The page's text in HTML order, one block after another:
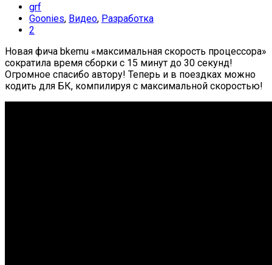
grf
Goonies, Видео, Разработка
2
Новая фича bkemu «максимальная скорость процессора»
сократила время сборки с 15 минут до 30 секунд!
Огромное спасибо автору! Теперь и в поездках можно
кодить для БК, компилируя с максимальной скоростью!